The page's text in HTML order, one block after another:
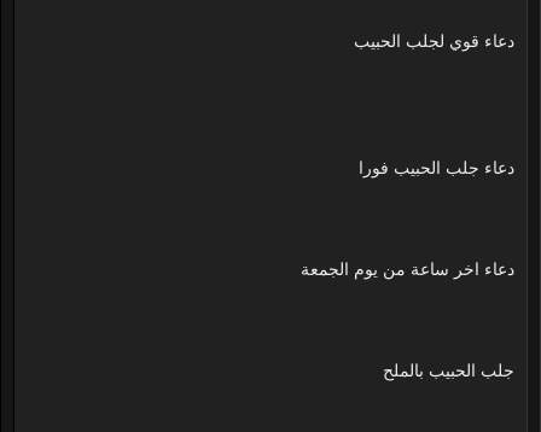
دعاء قوي لجلب الحبيب
دعاء جلب الحبيب فورا
دعاء اخر ساعة من يوم الجمعة
جلب الحبيب بالملح